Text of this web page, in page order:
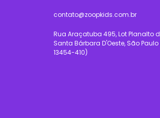
contato@zoopkids.com.br
Rua Araçatuba 495, Lot Planalto
Santa Bárbara D'Oeste, São Paulo
13454-410)